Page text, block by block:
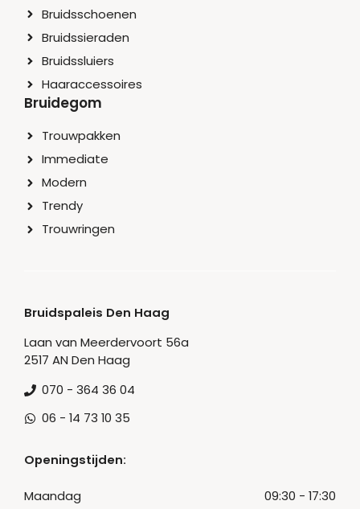
Bruidsschoenen
Bruidssieraden
Bruidssluiers
Haaraccessoires
Bruidegom
Trouwpakken
Immediate
Modern
Trendy
Trouwringen
Bruidspaleis Den Haag
Laan van Meerdervoort 56a
2517 AN Den Haag
070 - 364 36 04
06 - 14 73 10 35
Openingstijden:
Maandag
09:30 - 17:30